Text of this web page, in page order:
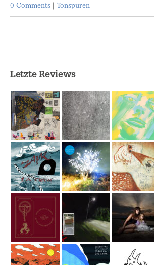
0 Comments Tonspuren
Letzte Reviews